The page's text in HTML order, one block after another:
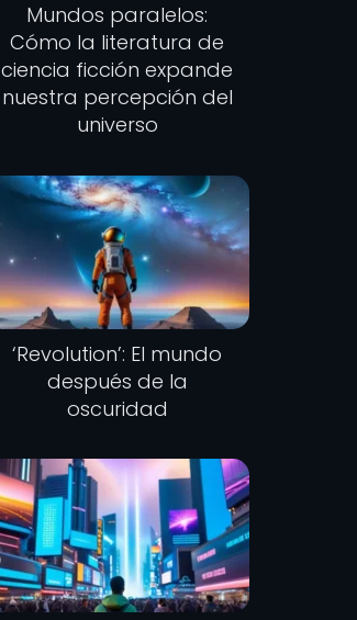
Mundos paralelos:
Cómo la literatura de
ciencia ficción expande
nuestra percepción del
universo
‘Revolution’: El mundo
después de la
oscuridad